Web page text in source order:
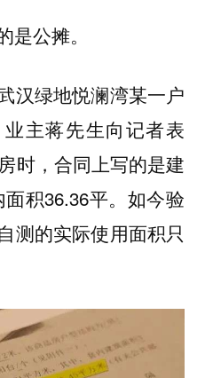
公摊。
汉绿地悦澜湾某一户
主蒋先生向记者表
时，合同上写的是建
积36.36平。如今验
测的实际使用面积只